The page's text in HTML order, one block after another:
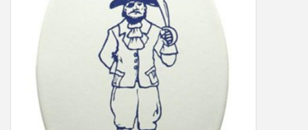
Accessoires